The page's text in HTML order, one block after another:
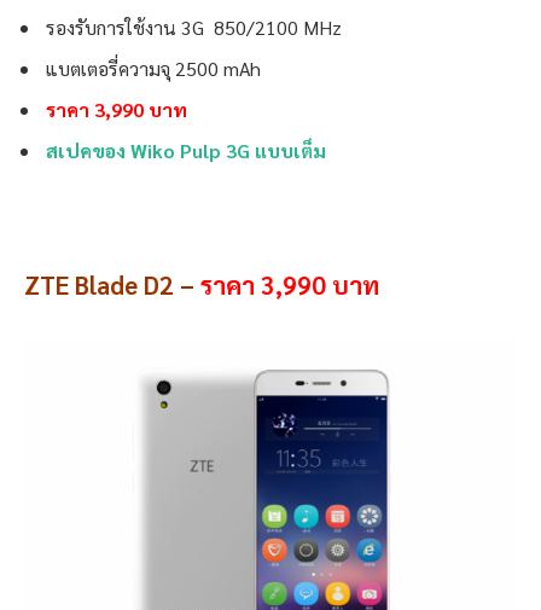
รองรับการใช้งาน 3G 850/2100 MHz
แบตเตอรี่ความจุ 2500 mAh
ราคา 3,990 บาท
สเปคของ Wiko Pulp 3G แบบเต็ม
ZTE Blade D2 – ราคา 3,990 บาท